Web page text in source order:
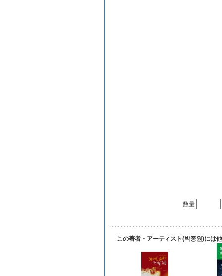
数量
この著者・アーティスト(박종원)には